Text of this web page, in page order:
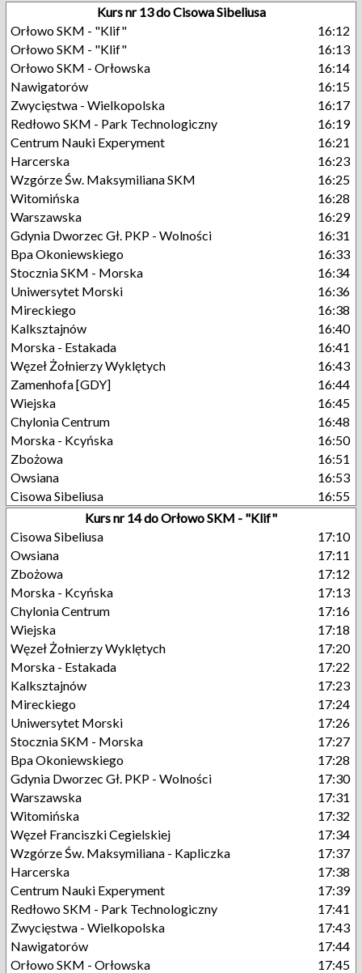
Kurs nr 13 do Cisowa Sibeliusa
Orłowo SKM - "Klif"
16:12
Orłowo SKM - "Klif"
16:13
Orłowo SKM - Orłowska
16:14
Nawigatorów
16:15
Zwycięstwa - Wielkopolska
16:17
Redłowo SKM - Park Technologiczny
16:19
Centrum Nauki Experyment
16:21
Harcerska
16:23
Wzgórze Św. Maksymiliana SKM
16:25
Witomińska
16:28
Warszawska
16:29
Gdynia Dworzec Gł. PKP - Wolności
16:31
Bpa Okoniewskiego
16:33
Stocznia SKM - Morska
16:34
Uniwersytet Morski
16:36
Mireckiego
16:38
Kalksztajnów
16:40
Morska - Estakada
16:41
Węzeł Żołnierzy Wyklętych
16:43
Zamenhofa [GDY]
16:44
Wiejska
16:45
Chylonia Centrum
16:48
Morska - Kcyńska
16:50
Zbożowa
16:51
Owsiana
16:53
Cisowa Sibeliusa
16:55
Kurs nr 14 do Orłowo SKM - "Klif"
Cisowa Sibeliusa
17:10
Owsiana
17:11
Zbożowa
17:12
Morska - Kcyńska
17:13
Chylonia Centrum
17:16
Wiejska
17:18
Węzeł Żołnierzy Wyklętych
17:20
Morska - Estakada
17:22
Kalksztajnów
17:23
Mireckiego
17:24
Uniwersytet Morski
17:26
Stocznia SKM - Morska
17:27
Bpa Okoniewskiego
17:28
Gdynia Dworzec Gł. PKP - Wolności
17:30
Warszawska
17:31
Witomińska
17:32
Węzeł Franciszki Cegielskiej
17:34
Wzgórze Św. Maksymiliana - Kapliczka
17:37
Harcerska
17:38
Centrum Nauki Experyment
17:39
Redłowo SKM - Park Technologiczny
17:41
Zwycięstwa - Wielkopolska
17:43
Nawigatorów
17:44
Orłowo SKM - Orłowska
17:45